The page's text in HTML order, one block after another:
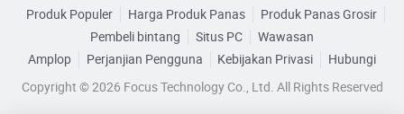
Produk Populer Harga Produk Panas
Produk Panas Grosir
Pembeli bintang
Situs PC
Wawasan
Amplop
Perjanjian Pengguna Kebijakan Privasi
Hubungi
Copyright © 2026 Focus Technology Co., Ltd. All Rights Reserved